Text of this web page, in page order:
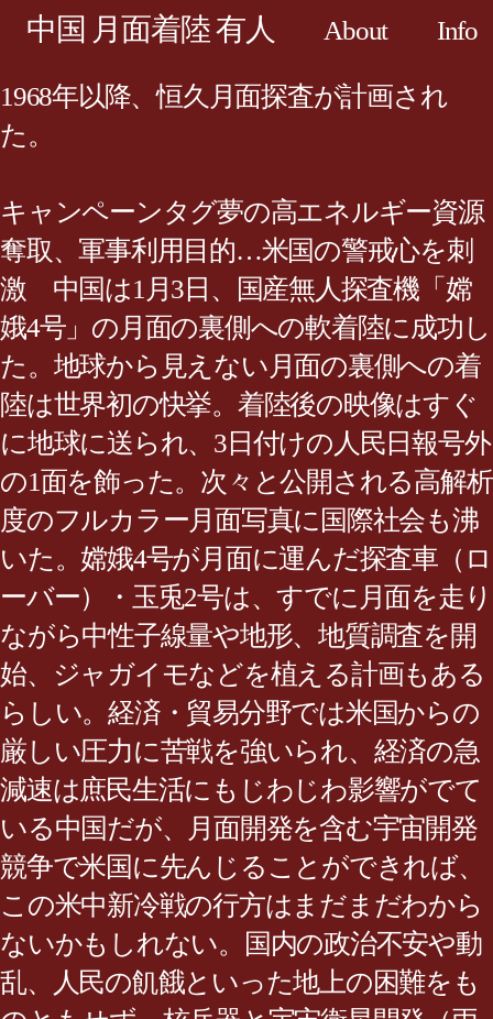
中国 月面着陸 有人 About Info
1968年以降、恒久月面探査が計画され
た。
キャンペーンタグ夢の高エネルギー資源
奪取、軍事利用目的…米国の警戒心を刺
激 中国は1月3日、国産無人探査機「嫦
娥4号」の月面の裏側への軟着陸に成功し
た。地球から見えない月面の裏側への着
陸は世界初の快挙。着陸後の映像はすぐ
に地球に送られ、3日付けの人民日報号外
の1面を飾った。次々と公開される高解析
度のフルカラー月面写真に国際社会も沸
いた。嫦娥4号が月面に運んだ探査車（ロ
ーバー）・玉兎2号は、すでに月面を走り
ながら中性子線量や地形、地質調査を開
始、ジャガイモなどを植える計画もある
らしい。経済・貿易分野では米国からの
厳しい圧力に苦戦を強いられ、経済の急
減速は庶民生活にもじわじわ影響がでて
いる中国だが、月面開発を含む宇宙開発
競争で米国に先んじることができれば、
この米中新冷戦の行方はまだまだわから
ないかもしれない。国内の政治不安や動
乱、人民の飢餓といった地上の困難をも